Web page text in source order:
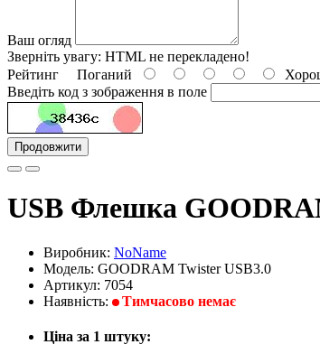
Ваш огляд
Зверніть увагу: HTML не перекладено!
Рейтинг Поганий
Введіть код з зображення в поле
Продовжити
USB Флешка
Виробник: NoName
Модель: GOODRAM Twister USB3.0
Артикул: 7054
Наявність:
Тимчасово немає
Ціна за 1 штуку: